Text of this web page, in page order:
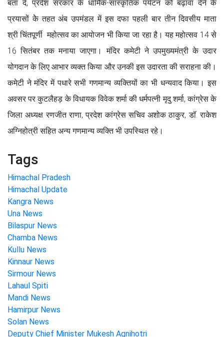
बता दें, प्रदेश सरकार के धार्मिक-सांस्कृतिक पर्यटन को बढ़ावा देने के
प्रयासों केे तहत अंब उपमंडल में इस दफा पहली बार तीन दिवसीय माता
श्री चिंतपूर्णी महोत्सव का आयोजन भी किया जा रहा है। यह महोत्सव 14 से
16 सितंबर तक मनाया जाएगा। मंदिर कमेटी ने उपमुख्यमंत्री के उदार
योगदान के लिए आभार व्यक्त किया और उनकी इस उदारता की सराहना की।
कमेटी ने मंदिर में पधारे सभी गणमान्य व्यक्तियों का भी धन्यवाद किया। इस
अवसर पर कुटलैहड़ के विधायक विवेक शर्मा की धर्मपत्नी मृदु शर्मा, कांग्रेस के
जिला अध्यक्ष रणजीत राणा, प्रदेश कांग्रेस सचिव अशोक ठाकुर, डॉ. राकेश
अग्निहोत्री सहित अन्य गणमान्य व्यक्ति भी उपस्थित रहे।
Tags
Himachal Pradesh
Himachal Update
Kangra News
Una News
Bilaspur News
Chamba News
Kullu News
Kinnaur News
Sirmour News
Lahaul Spiti
Mandi News
Hamirpur News
Solan News
Deputy Chief Minister Mukesh Agnihotri